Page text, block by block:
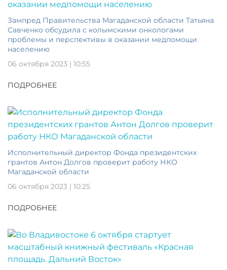
Зампред Правительства Магаданской области Татьяна
Савченко обсудила с колымскими онкологами
проблемы и перспективы в оказании медпомощи
населению
06 октября 2023 | 10:55
ПОДРОБНЕЕ
Исполнительный директор Фонда президентских
грантов Антон Долгов проверит работу НКО
Магаданской области
06 октября 2023 | 10:25
ПОДРОБНЕЕ